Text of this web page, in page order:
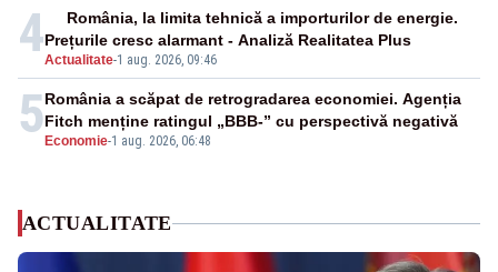
4Actualitate-1 aug. 2026, 09:46
România, la limita tehnică a importurilor de energie.
Prețurile cresc alarmant - Analiză Realitatea Plus
5 Economie-1 aug. 2026, 06:48
România a scăpat de retrogradarea economiei. Agenția
Fitch menține ratingul „BBB-” cu perspectivă negativă
ACTUALITATE